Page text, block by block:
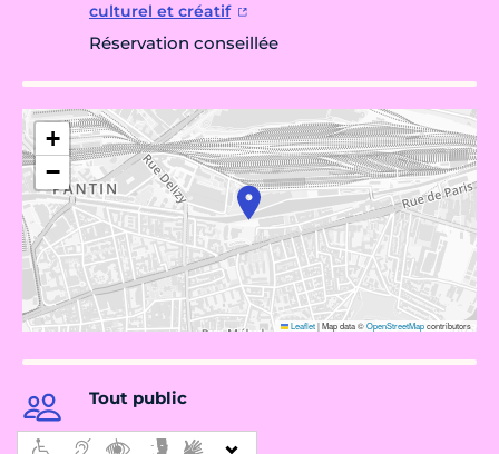
culturel et créatif
Réservation conseillée
+
−
Leaflet|Map data ©OpenStreetMapcontributors
Tout public